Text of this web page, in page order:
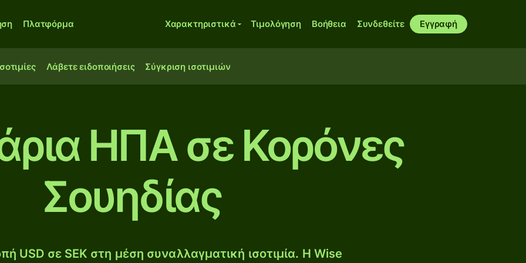
Πλατφόρμα Χαρακτηριστικά Τιμολόγηση Βοήθεια Συνδεθείτε Εγγραφή
Λάβετε ειδοποιήσεις Σύγκριση ισοτιμιών
ΗΠΑ σε Κορόνες
Σουηδίας
USD σε SEK στη μέση συναλλαγματική ισοτιμία. Η Wise